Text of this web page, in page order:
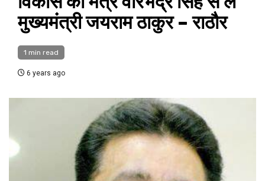
मुख्यमंत्री जयराम ठाकुर – राठौर
1 min read
6 years ago